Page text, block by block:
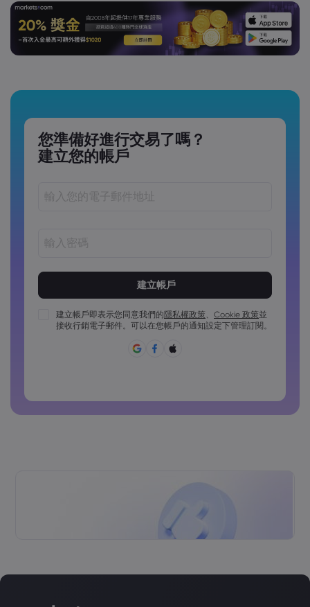
您準備好進行交易了嗎？
建立您的帳戶
密碼長度必須介於 8 到 15 個字元之間
密碼必須包含至少 1 個大寫字元
密碼必須包含至少 1 個小寫字元
密碼必須包含 ~!@#£%^&*()_-+=:;&lt;&gt;{,[]?,.
建立帳戶即表示您同意我們的隱私權政策、 Cookie 政策並
接收行銷電子郵件。可以在您帳戶的通知設定下管理訂閱。